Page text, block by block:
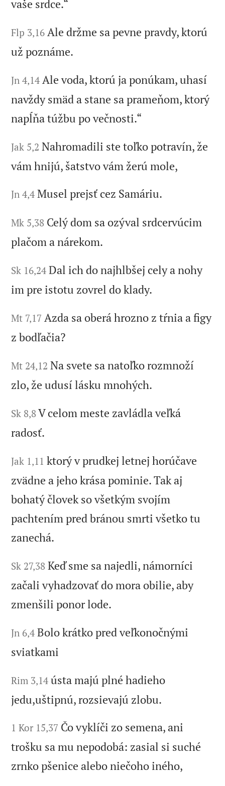
vaše srdce.“
Flp 3,16 Ale držme sa pevne pravdy, ktorú
už poznáme.
Jn 4,14 Ale voda, ktorú ja ponúkam, uhasí
navždy smäd a stane sa prameňom, ktorý
napĺňa túžbu po večnosti.“
Jak 5,2 Nahromadili ste toľko potravín, že
vám hnijú, šatstvo vám žerú mole,
Jn 4,4 Musel prejsť cez Samáriu.
Mk 5,38 Celý dom sa ozýval srdcervúcim
plačom a nárekom.
Sk 16,24 Dal ich do najhlbšej cely a nohy
im pre istotu zovrel do klady.
Mt 7,17 Azda sa oberá hrozno z tŕnia a figy
z bodľačia?
Mt 24,12 Na svete sa natoľko rozmnoží
zlo, že udusí lásku mnohých.
Sk 8,8V celom meste zavládla veľká
radosť.
Jak 1,11 ktorý v prudkej letnej horúčave
zvädne a jeho krása pominie. Tak aj
bohatý človek so všetkým svojím
pachtením pred bránou smrti všetko tu
zanechá.
Sk 27,38 Keď sme sa najedli, námorníci
začali vyhadzovať do mora obilie, aby
zmenšili ponor lode.
Jn 6,4 Bolo krátko pred veľkonočnými
sviatkami
Rim 3,14 ústa majú plné hadieho
jedu,uštipnú, rozsievajú zlobu.
1 Kor 15,37 Čo vyklíči zo semena, ani
trošku sa mu nepodobá: zasial si suché
zrnko pšenice alebo niečoho iného,